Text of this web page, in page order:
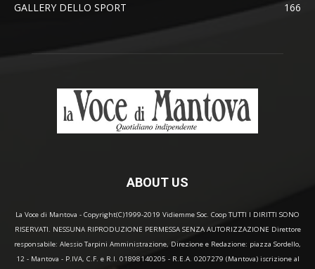
GALLERY DELLO SPORT
166
ABOUT US
La Voce di Mantova - Copyright(C)1999-2019 Vidiemme Soc. Coop TUTTI I DIRITTI SONO
RISERVATI. NESSUNA RIPRODUZIONE PERMESSA SENZA AUTORIZZAZIONE Direttore
responsabile: Alessio Tarpini Amministrazione, Direzione e Redazione: piazza Sordello,
12 - Mantova - P.IVA, C.F. e R.I. 01898140205 - R.E.A. 0207279 (Mantova) iscrizione al